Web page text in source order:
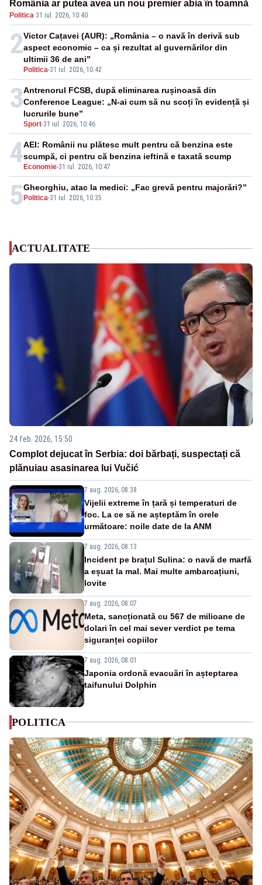
România ar putea avea un nou premier abia în toamnă
Politica·31 iul. 2026, 10:40
2
Politica-31 iul. 2026, 10:42
Victor Cațavei (AUR): „România – o navă în derivă sub
aspect economic – ca și rezultat al guvernărilor din
ultimii 36 de ani”
3
Sport-31 iul. 2026, 10:46
Antrenorul FCSB, după eliminarea rușinoasă din
Conference League: „N-ai cum să nu scoți în evidență și
lucrurile bune”
4 Economie-31 iul. 2026, 10:47
AEI: Românii nu plătesc mult pentru că benzina este
scumpă, ci pentru că benzina ieftină e taxată scump
5 Politica-31 iul. 2026, 10:35
Gheorghiu, atac la medici: „Fac grevă pentru majorări?”
ACTUALITATE
24 feb. 2026, 15:50
Complot dejucat în Serbia: doi bărbați, suspectați că
plănuiau asasinarea lui Vučić
7 aug. 2026, 08:38
Vijelii extreme în țară și temperaturi de
foc. La ce să ne așteptăm în orele
următoare: noile date de la ANM
7 aug. 2026, 08:13
Incident pe brațul Sulina: o navă de marfă
a eșuat la mal. Mai multe ambarcațiuni,
lovite
7 aug. 2026, 08:07
Meta, sancționată cu 567 de milioane de
dolari în cel mai sever verdict pe tema
siguranței copiilor
7 aug. 2026, 08:01
Japonia ordonă evacuări în așteptarea
taifunului Dolphin
POLITICA